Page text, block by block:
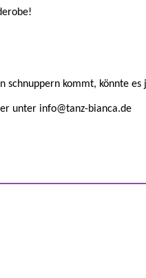
kommt, könnte
unter info@tanz-bianca.de